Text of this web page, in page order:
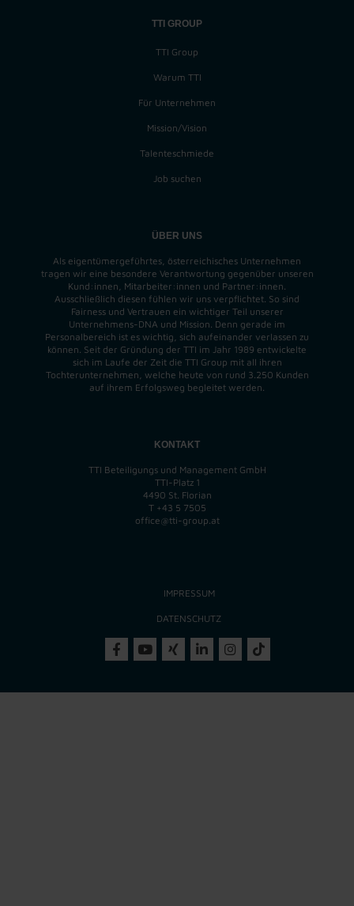
TTI GROUP
TTI Group
Warum TTI
Für Unternehmen
Mission/Vision
Talenteschmiede
Job suchen
ÜBER UNS
Als eigentümergeführtes, österreichisches Unternehmen
tragen wir eine besondere Verantwortung gegenüber unseren
Kund:innen, Mitarbeiter:innen und Partner:innen.
Ausschließlich diesen fühlen wir uns verpflichtet. So sind
Fairness und Vertrauen ein wichtiger Teil unserer
Unternehmens-DNA und Mission . Denn gerade im
Personalbereich ist es wichtig, sich aufeinander verlassen zu
können. Seit der Gründung der TTI im Jahr 1989 entwickelte
sich im Laufe der Zeit die TTI Group mit all ihren
Tochterunternehmen, welche heute von rund 3.250 Kunden
auf ihrem Erfolgsweg begleitet werden.
KONTAKT
TTI Beteiligungs und Management GmbH
TTI-Platz 1
4490 St. Florian
T +43 5 7505
office@tti-group.at
IMPRESSUM
DATENSCHUTZ